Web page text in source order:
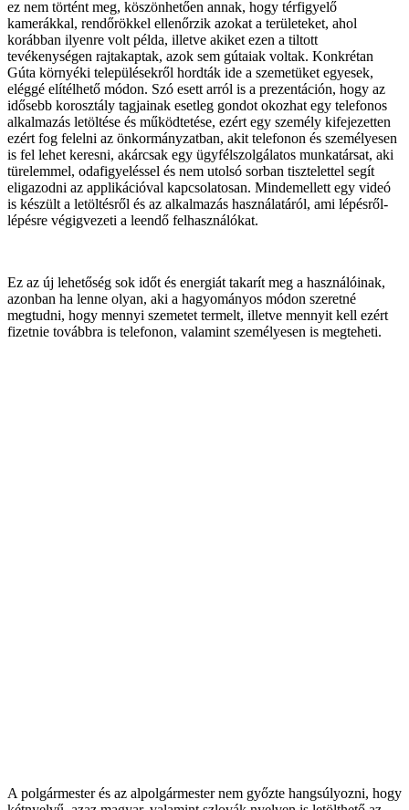
ez nem történt meg, köszönhetően annak, hogy térfigyelő
kamerákkal, rendőrökkel ellenőrzik azokat a területeket, ahol
korábban ilyenre volt példa, illetve akiket ezen a tiltott
tevékenységen rajtakaptak, azok sem gútaiak voltak. Konkrétan
Gúta környéki településekről hordták ide a szemetüket egyesek,
eléggé elítélhető módon. Szó esett arról is a prezentáción, hogy az
idősebb korosztály tagjainak esetleg gondot okozhat egy telefonos
alkalmazás letöltése és működtetése, ezért egy személy kifejezetten
ezért fog felelni az önkormányzatban, akit telefonon és személyesen
is fel lehet keresni, akárcsak egy ügyfélszolgálatos munkatársat, aki
türelemmel, odafigyeléssel és nem utolsó sorban tisztelettel segít
eligazodni az applikációval kapcsolatosan. Mindemellett egy videó
is készült a letöltésről és az alkalmazás használatáról, ami lépésről-
lépésre végigvezeti a leendő felhasználókat.
Ez az új lehetőség sok időt és energiát takarít meg a használóinak,
azonban ha lenne olyan, aki a hagyományos módon szeretné
megtudni, hogy mennyi szemetet termelt, illetve mennyit kell ezért
fizetnie továbbra is telefonon, valamint személyesen is megteheti.
A polgármester és az alpolgármester nem győzte hangsúlyozni, hogy